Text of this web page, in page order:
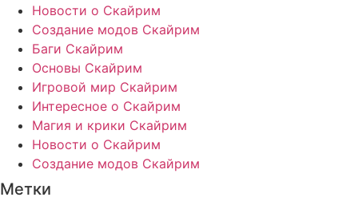
Новости о Скайрим
Создание модов Скайрим
Баги Скайрим
Основы Скайрим
Игровой мир Скайрим
Интересное о Скайрим
Магия и крики Скайрим
Новости о Скайрим
Создание модов Скайрим
Метки